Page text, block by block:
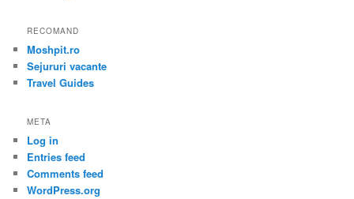
RECOMAND
Moshpit.ro
Sejururi vacante
Travel Guides
META
Log in
Entries feed
Comments feed
WordPress.org